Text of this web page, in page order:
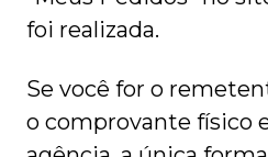
foi realizada.
Se você for o
o comprovante físico